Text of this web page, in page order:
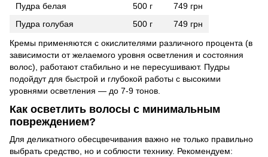
Пудра белая
500 г
749 грн
Пудра голубая
500 г
749 грн
Кремы применяются с окислителями различного процента (в
зависимости от желаемого уровня осветления и состояния
волос), работают стабильно и не пересушивают. Пудры
подойдут для быстрой и глубокой работы с высокими
уровнями осветления — до 7-9 тонов.
Как осветлить волосы с минимальным
повреждением?
Для деликатного обесцвечивания важно не только правильно
выбрать средство, но и соблюсти технику. Рекомендуем: